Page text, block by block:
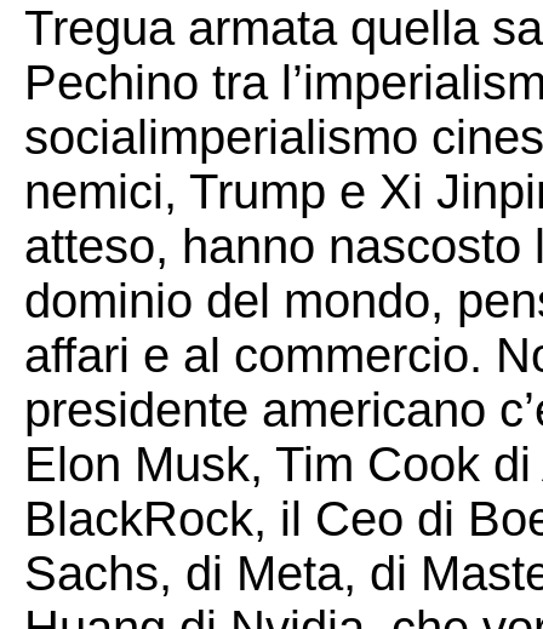
Tregua armata quella
Pechino tra
socialimperialismo
nemici, Trump e Xi
atteso, hanno
dominio del mondo,
affari e al commercio.
presidente americano
Elon Musk, Tim Cook
BlackRock, il Ceo di
Sachs, di Meta, di